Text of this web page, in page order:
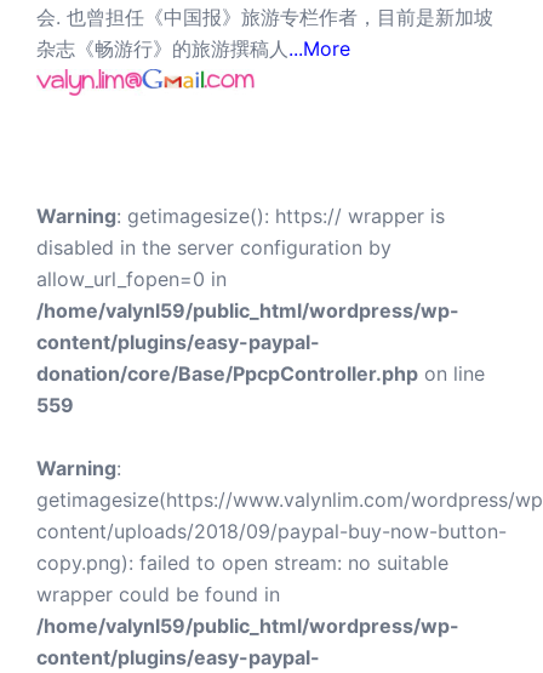
会. 也曾担任《中国报》旅游专栏作者，目前是新加坡
杂志《畅游行》的旅游撰稿人 ...More
Warning: getimagesize(): https:// wrapper is
disabled in the server configuration by
allow_url_fopen=0 in
/home/valynl59/public_html/wordpress/wp-
content/plugins/easy-paypal-
donation/core/Base/PpcpController.php on line
559
Warning:
getimagesize(https://www.valynlim.com/wordpress/
content/uploads/2018/09/paypal-buy-now-button-
copy.png): failed to open stream: no suitable
wrapper could be found in
/home/valynl59/public_html/wordpress/wp-
content/plugins/easy-paypal-